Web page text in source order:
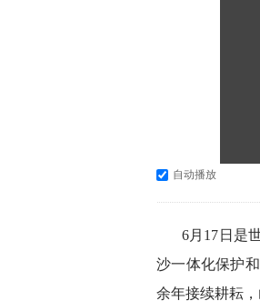
自动播放
6月17日是
沙一体化保护
余年接续耕耘